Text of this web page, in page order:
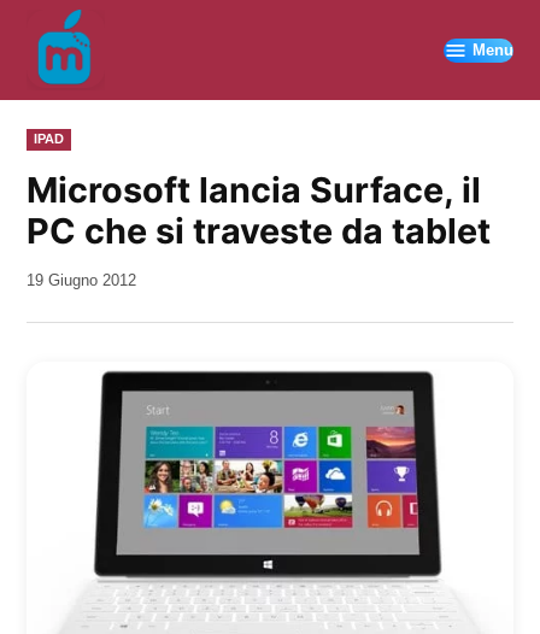
contenuto
Menu
PUBBLICATO
IN
IPAD
Microsoft lancia Surface, il
PC che si traveste da tablet
da
19 Giugno 2012